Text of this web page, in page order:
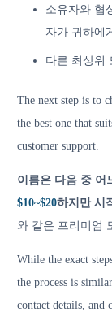
소유자와 협
자가 귀하에
다른 최상위
The next step is to
the best one that
customer support.
이름은 다음 중 어
$10~$20하지만 시
와 같은 프리미엄
While the exact
the process is
contact details, and